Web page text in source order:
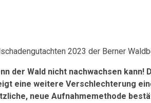
2023 der Berner
der Wald nicht nachwachsen kann!
eine weitere Verschlechterung
neue Aufnahmemethode